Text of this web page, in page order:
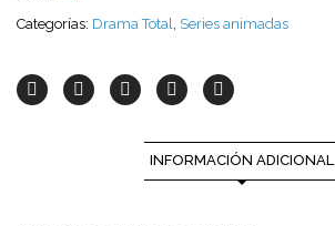
Categorías: Drama Total, Series animadas
INFORMACIÓN ADICIONAL